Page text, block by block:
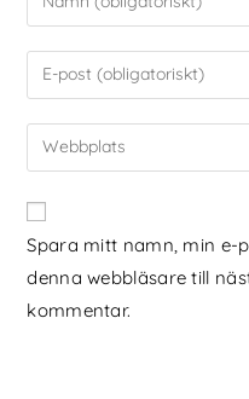
Spara mitt namn, min e-
denna webbläsare till
kommentar.